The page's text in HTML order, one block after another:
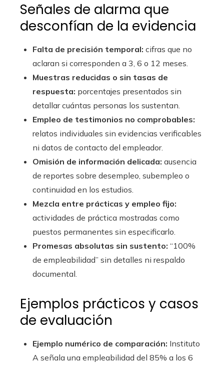
Señales de alarma que
desconfían de la evidencia
Falta de precisión temporal: cifras que no
aclaran si corresponden a 3, 6 o 12 meses.
Muestras reducidas o sin tasas de
respuesta: porcentajes presentados sin
detallar cuántas personas los sustentan.
Empleo de testimonios no comprobables:
relatos individuales sin evidencias verificables
ni datos de contacto del empleador.
Omisión de información delicada: ausencia
de reportes sobre desempleo, subempleo o
continuidad en los estudios.
Mezcla entre prácticas y empleo fijo:
actividades de práctica mostradas como
puestos permanentes sin especificarlo.
Promesas absolutas sin sustento: “100%
de empleabilidad” sin detalles ni respaldo
documental.
Ejemplos prácticos y casos
de evaluación
Ejemplo numérico de comparación: Instituto
A señala una empleabilidad del 85% a los 6